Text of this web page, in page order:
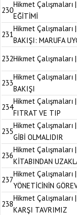
230
Hikmet Çalışmaları |
EĞİTİMİ
231
Hikmet Çalışmaları |
BAKIŞI: MARUFA
232Hikmet Çalışmaları |
233
Hikmet Çalışmaları |
BAKIŞI
234
Hikmet Çalışmaları
FITRAT VE TIP
235
Hikmet Çalışmaları |
GİBİ OLMALIDIR
236
Hikmet Çalışmaları |
KİTABINDAN
237
Hikmet Çalışmaları
YÖNETİCİNİN
238
Hikmet Çalışmaları
KARŞI TAVRIMIZ